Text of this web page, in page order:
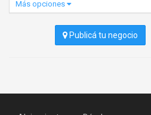
Más opciones
Publicá tu negocio